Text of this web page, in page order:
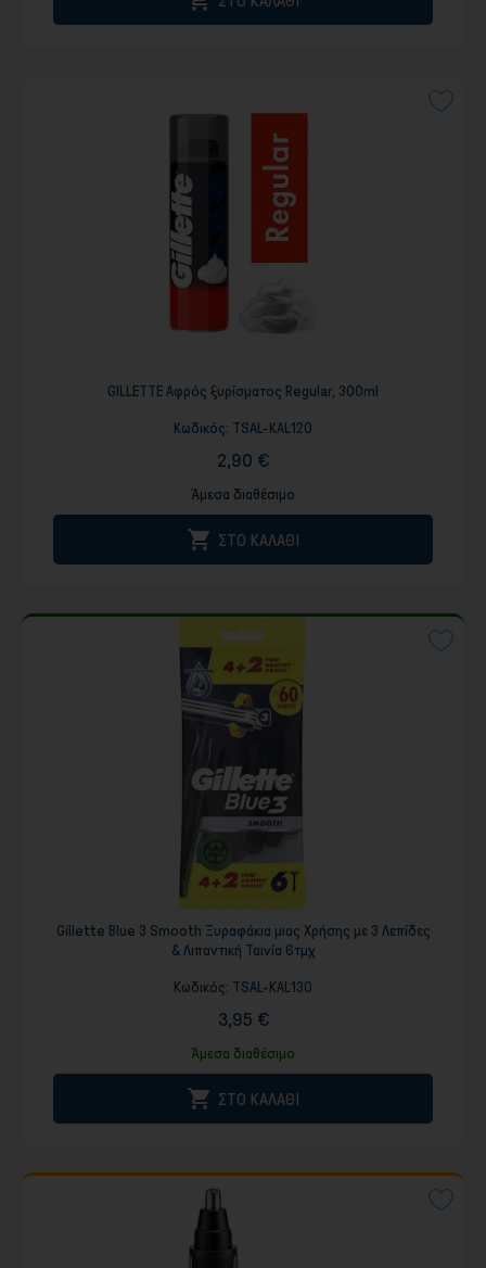
GILLETTE Αφρός ξυρίσματος Regular, 300ml
Κωδικός: TSAL-KAL120
2,90 €
Άμεσα διαθέσιμο
 ΣΤΟ ΚΑΛΑΘΙ
Gillette Blue 3 Smooth Ξυραφάκια μιας Χρήσης με 3 Λεπίδες
& Λιπαντική Ταινία 6τμχ
Κωδικός: TSAL-KAL130
3,95 €
Άμεσα διαθέσιμο
 ΣΤΟ ΚΑΛΑΘΙ